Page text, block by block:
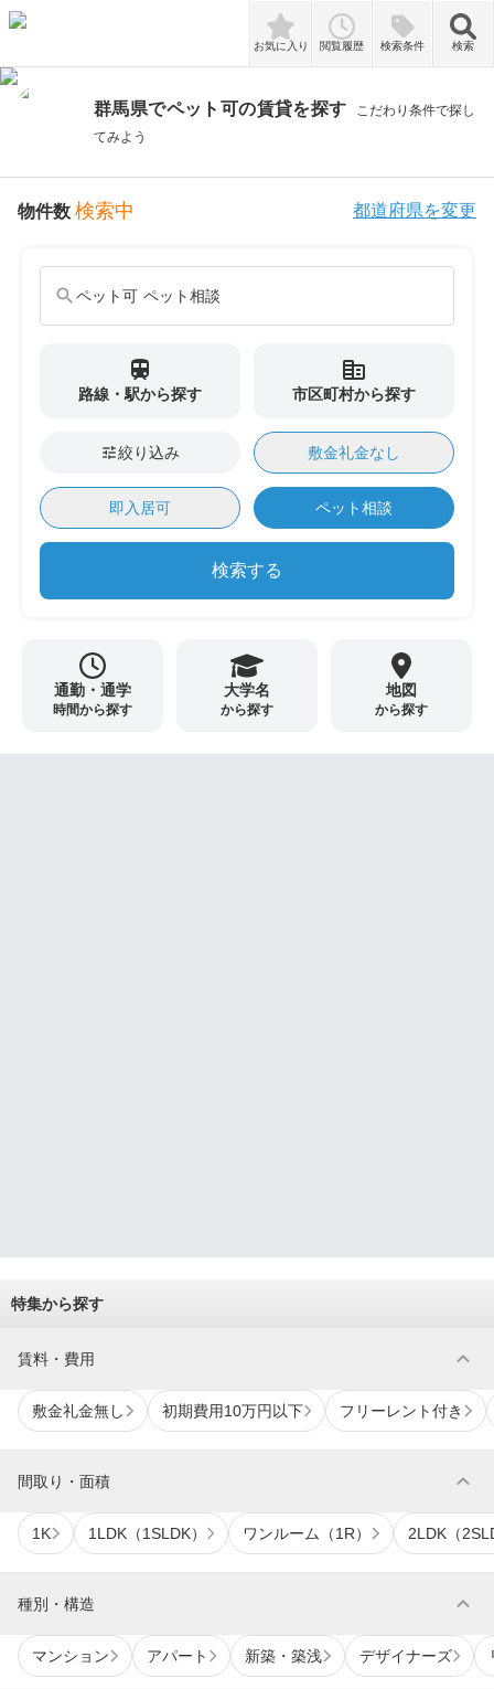
検索
お気に入り 閲覧履歴 検索条件 検索
群馬県でペット可の賃貸を探す
こだわり条件で探し
てみよう
物件数 検索中 都道府県を変更
searchペット可 ペット相談
train
路線・駅から探す
corporate_fare
市区町村から探す
tune絞り込み 敷金礼金なし
即入居可 ペット相談
検索する
通勤・通学
時間から探す
大学名
から探す
地図
から探す
特集から探す
賃料・費用 expand_more
敷金礼金無し 初期費用10万円以下 フリーレント付き
間取り・面積 expand_more
1K 1LDK（1SLDK） ワンルーム（1R） 2LDK（
種別・構造 expand_more
マンション アパート 新築・築浅 デザイナーズ